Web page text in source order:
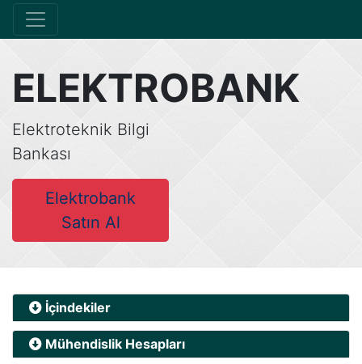
ELEKTROBANK
Elektroteknik Bilgi
Bankası
Elektrobank
Satın Al
İçindekiler
Mühendislik Hesapları